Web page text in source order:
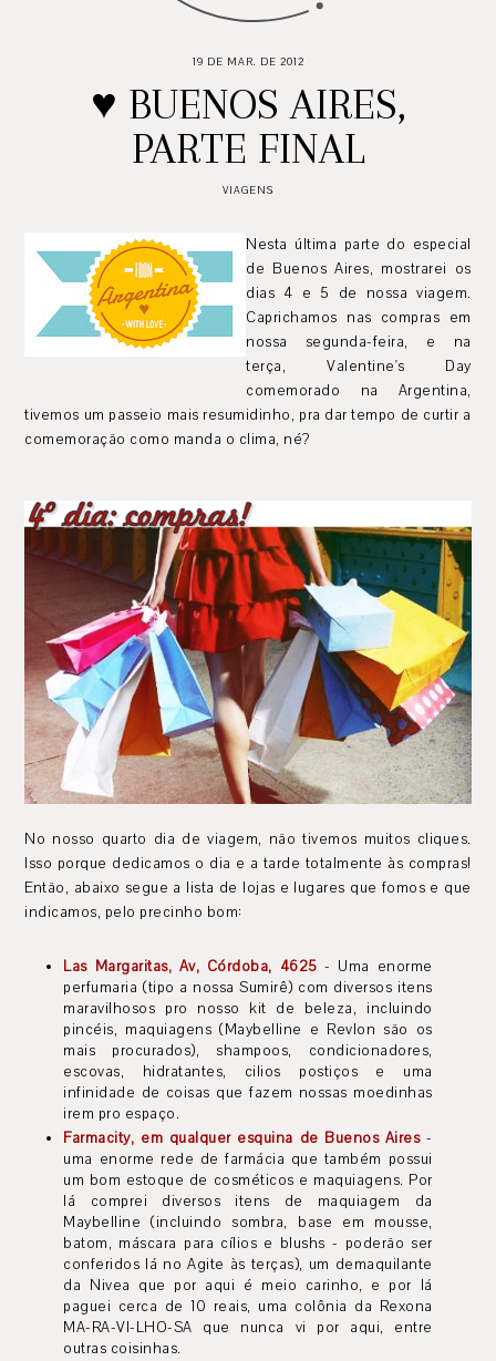
19 DE MAR. DE 2012
♥ BUENOS AIRES,
PARTE FINAL
VIAGENS
Nesta última parte do especial
de Buenos Aires, mostrarei os
dias 4 e 5 de nossa viagem.
Caprichamos nas compras em
nossa segunda-feira, e na
terça, Valentine's Day
comemorado na Argentina,
tivemos um passeio mais resumidinho, pra dar tempo de curtir a
comemoração como manda o clima, né?
No nosso quarto dia de viagem, não tivemos muitos cliques.
Isso porque dedicamos o dia e a tarde totalmente às compras!
Então, abaixo segue a lista de lojas e lugares que fomos e que
indicamos, pelo precinho bom:
Las Margaritas, Av, Córdoba, 4625 - Uma enorme
perfumaria (tipo a nossa Sumirê) com diversos itens
maravilhosos pro nosso kit de beleza, incluindo
pincéis, maquiagens (Maybelline e Revlon são os
mais procurados), shampoos, condicionadores,
escovas, hidratantes, cilios postiços e uma
infinidade de coisas que fazem nossas moedinhas
irem pro espaço.
Farmacity, em qualquer esquina de Buenos Aires-
uma enorme rede de farmácia que também possui
um bom estoque de cosméticos e maquiagens. Por
lá comprei diversos itens de maquiagem da
Maybelline (incluindo sombra, base em mousse,
batom, máscara para cílios e blushs - poderão ser
conferidos lá no Agite às terças), um demaquilante
da Nivea que por aqui é meio carinho, e por lá
paguei cerca de 10 reais, uma colônia da Rexona
MA-RA-VI-LHO-SA que nunca vi por aqui, entre
outras coisinhas.